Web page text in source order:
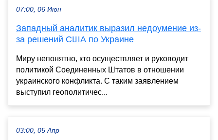
07:00, 06 Июн
Западный аналитик выразил недоумение из-
за решений США по Украине
Миру непонятно, кто осуществляет и руководит
политикой Соединенных Штатов в отношении
украинского конфликта. С таким заявлением
выступил геополитичес...
03:00, 05 Апр